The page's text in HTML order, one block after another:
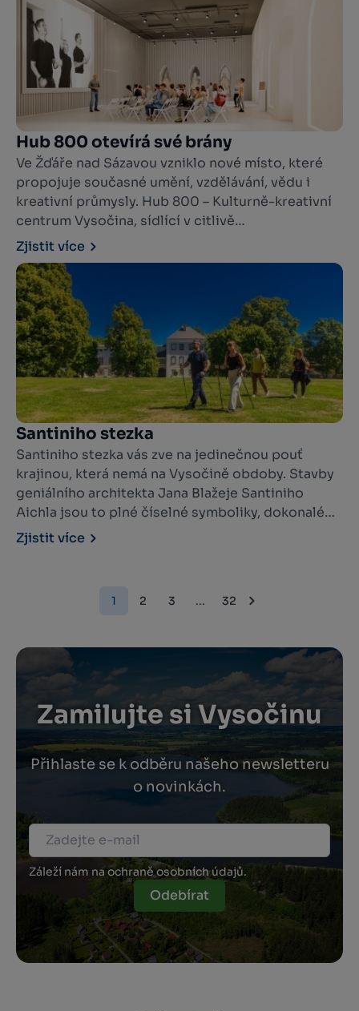
Hub 800 otevírá své brány
Ve Žďáře nad Sázavou vzniklo nové místo, které
propojuje současné umění, vzdělávání, vědu i
kreativní průmysly. Hub 800 – Kulturně-kreativní
centrum Vysočina, sídlící v citlivě
zrekonstruovaných prostorách bývalého
konventu v areálu Zámek Žďár nad Sázavou, se
veřejnosti slavnostně představí 17. července
2026 při zahájení festivalu KoresponDance.
Zjistit více
Santiniho stezka
Santiniho stezka vás zve na jedinečnou pouť
krajinou, která nemá na Vysočině obdoby. Stavby
geniálního architekta Jana Blažeje Santiniho
Aichla jsou to plné číselné symboliky, dokonalé
geometrie a neopakovatelné duchovní atmosféry,
která vás okamžitě vtáhne.
Zjistit více
1 2 3 ... 32
Zamilujte si Vysočinu
Přihlaste se k odběru našeho newsletteru
o novinkách.
Záleží nám na ochraně osobních údajů.
Odebírat